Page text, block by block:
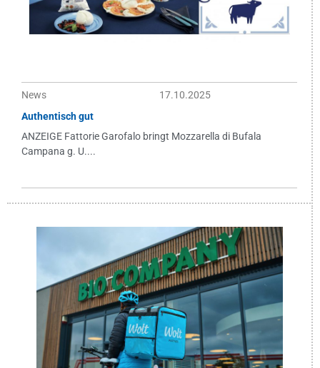
News
17.10.2025
Authentisch gut
ANZEIGE Fattorie Garofalo bringt Mozzarella di Bufala
Campana g. U....